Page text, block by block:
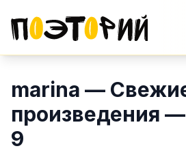
marina —
произведения
9